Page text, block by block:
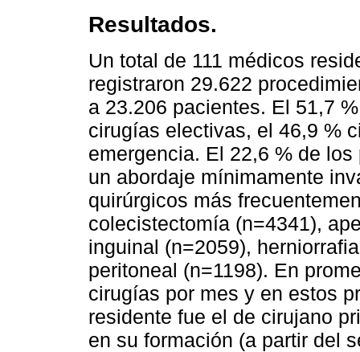
Resultados.
Un total de 111 médicos
registraron 29.622
a 23.206 pacientes. El 51,7
cirugías electivas, el 46,9 %
emergencia. El 22,6 % de
un abordaje mínimamente
quirúrgicos más
colecistectomía (n=4341),
inguinal (n=2059),
peritoneal (n=1198). En
cirugías por mes y en estos
residente fue el de cirujano
en su formación (a partir del